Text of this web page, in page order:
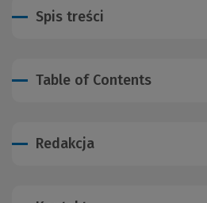
Spis treści
Table of Contents
Redakcja